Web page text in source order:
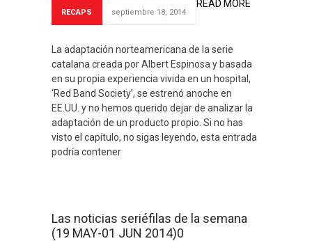
RECAPS septiembre 18, 2014
La adaptación norteamericana de la serie
catalana creada por Albert Espinosa y basada
en su propia experiencia vivida en un hospital,
‘Red Band Society’, se estrenó anoche en
EE.UU. y no hemos querido dejar de analizar la
adaptación de un producto propio. Si no has
visto el capítulo, no sigas leyendo, esta entrada
podría contener
READ MORE
Las noticias seriéfilas de la semana
(19 MAY-01 JUN 2014)0